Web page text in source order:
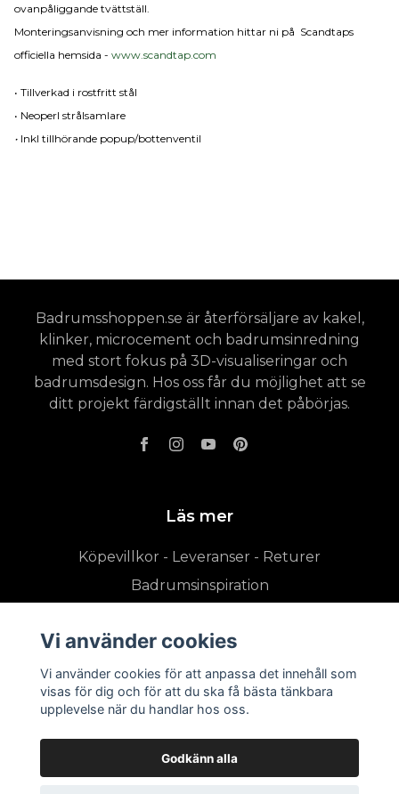
ovanpåliggande tvättställ.
Monteringsanvisning och mer information hittar ni på Scandtaps
officiella hemsida - www.scandtap.com
• Tillverkad i rostfritt stål
• Neoperl strålsamlare
• Inkl tillhörande popup/bottenventil
Badrumsshoppen.se är återförsäljare av kakel,
klinker, microcement och badrumsinredning
med stort fokus på 3D-visualiseringar och
badrumsdesign. Hos oss får du möjlighet att se
ditt projekt färdigställt innan det påbörjas.
Läs mer
Köpevillkor - Leveranser - Returer
Badrumsinspiration
Vi använder cookies
Vi använder cookies för att anpassa det innehåll som
visas för dig och för att du ska få bästa tänkbara
upplevelse när du handlar hos oss.
Godkänn alla